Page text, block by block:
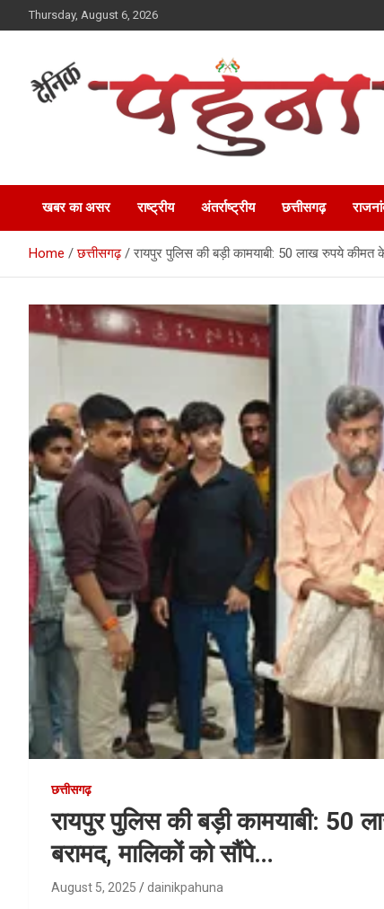
to
Thursday, August 6, 2026
Dainik Pahuna
खबर का असर राष्ट्रीय अंतर्राष्ट्रीय छत्तीसगढ़
Home छत्तीसगढ़ रायपुर पुलिस की बड़ी कामयाबी: 50 लाख रुपये कीमत
छत्तीसगढ़
रायपुर पुलिस की बड़ी कामयाबी:
बरामद, मालिकों को सौंपे…
August 5, 2025 dainikpahuna